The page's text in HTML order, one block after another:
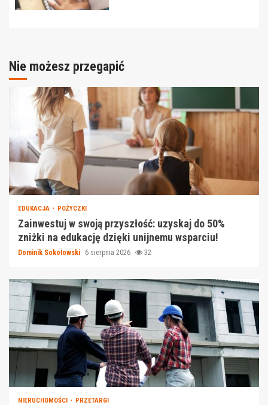
Nie możesz przegapić
EDUKACJA POŻYCZKI
Zainwestuj w swoją przyszłość: uzyskaj do 50%
zniżki na edukację dzięki unijnemu wsparciu!
Dominik Sokołowski 6 sierpnia 2026 32
NIERUCHOMOŚCI PRZETARGI